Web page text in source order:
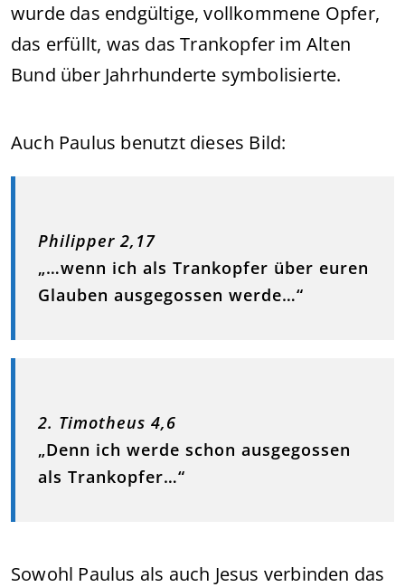
wurde das endgültige, vollkommene Opfer,
das erfüllt, was das Trankopfer im Alten
Bund über Jahrhunderte symbolisierte.
Auch Paulus benutzt dieses Bild:
Philipper 2,17
„…wenn ich als Trankopfer über euren
Glauben ausgegossen werde…“
2. Timotheus 4,6
„Denn ich werde schon ausgegossen
als Trankopfer…“
Sowohl Paulus als auch Jesus verbinden das